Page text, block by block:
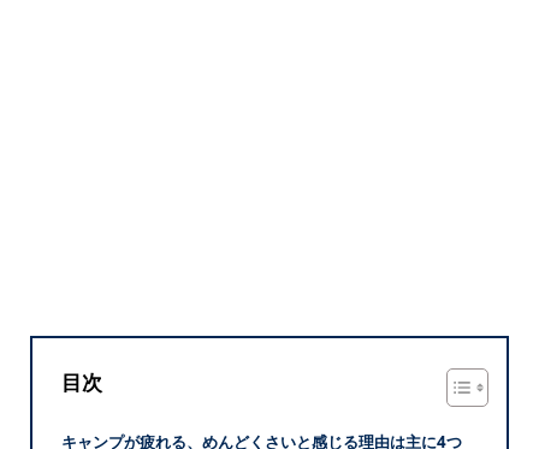
目次
キャンプが疲れる、めんどくさいと感じる理由は主に4つ